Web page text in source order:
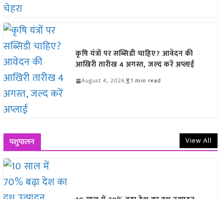
कृषि यंत्रों पर सब्सिडी चाहिए? आवेदन की
आखिरी तारीख 4 अगस्त, जल्द करें अप्लाई
August 4, 2026 1 min read
पशुपालन View All